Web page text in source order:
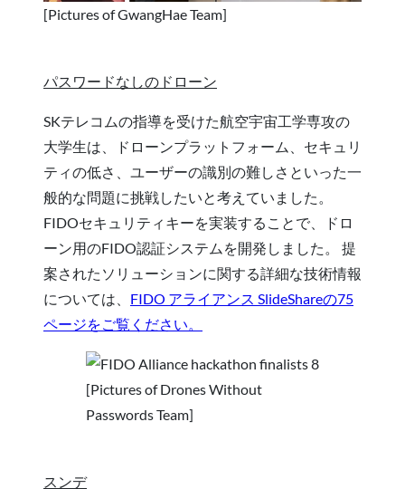
[Pictures of GwangHae Team]
パスワードなしのドローン
SKテレコムの指導を受けた航空宇宙工学専攻の
大学生は、ドローンプラットフォーム、セキュリ
ティの低さ、ユーザーの識別の難しさといった一
般的な問題に挑戦したいと考えていました。
FIDOセキュリティキーを実装することで、ドロ
ーン用のFIDO認証システムを開発しました。 提
案されたソリューションに関する詳細な技術情報
については、 FIDO アライアンス SlideShareの75
ページをご覧ください。
[Pictures of Drones Without
Passwords Team]
スンデ